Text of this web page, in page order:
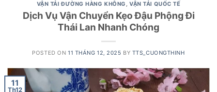
VẬN TẢI ĐƯỜNG HÀNG KHÔNG ,VẬN TẢI QUỐC TẾ
Dịch Vụ Vận Chuyển Kẹo Đậu Phộng Đi
Thái Lan Nhanh Chóng
POSTED ON 11 THÁNG 12, 2025 BY TTS_CUONGTHINH
11
Th12